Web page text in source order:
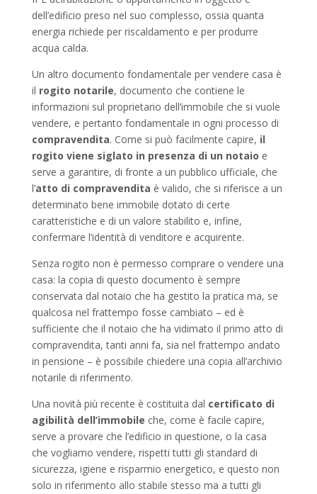
dell’edificio preso nel suo complesso, ossia quanta
energia richiede per riscaldamento e per produrre
acqua calda.
Un altro documento fondamentale per vendere casa è
il rogito notarile, documento che contiene le
informazioni sul proprietario dell’immobile che si vuole
vendere, e pertanto fondamentale in ogni processo di
compravendita. Come si può facilmente capire, il
rogito viene siglato in presenza di un notaio e
serve a garantire, di fronte a un pubblico ufficiale, che
l’atto di compravendita è valido, che si riferisce a un
determinato bene immobile dotato di certe
caratteristiche e di un valore stabilito e, infine,
confermare l’identità di venditore e acquirente.
Senza rogito non è permesso comprare o vendere una
casa: la copia di questo documento è sempre
conservata dal notaio che ha gestito la pratica ma, se
qualcosa nel frattempo fosse cambiato – ed è
sufficiente che il notaio che ha vidimato il primo atto di
compravendita, tanti anni fa, sia nel frattempo andato
in pensione – è possibile chiedere una copia all’archivio
notarile di riferimento.
Una novità più recente è costituita dal certificato di
agibilità dell’immobile che, come è facile capire,
serve a provare che l’edificio in questione, o la casa
che vogliamo vendere, rispetti tutti gli standard di
sicurezza, igiene e risparmio energetico, e questo non
solo in riferimento allo stabile stesso ma a tutti gli